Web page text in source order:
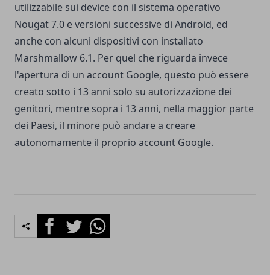
utilizzabile sui device con il sistema operativo
Nougat 7.0 e versioni successive di Android, ed
anche con alcuni dispositivi con installato
Marshmallow 6.1. Per quel che riguarda invece
l'apertura di un account Google, questo può essere
creato sotto i 13 anni solo su autorizzazione dei
genitori, mentre sopra i 13 anni, nella maggior parte
dei Paesi, il minore può andare a creare
autonomamente il proprio account Google.
FacebookTwitterWhatsapp